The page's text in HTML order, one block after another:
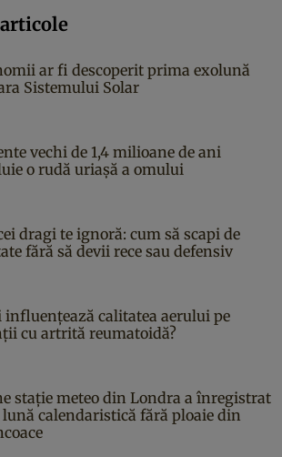
ar fi descoperit prima exolună
Sistemului Solar
vechi de 1,4 milioane de ani
o rudă uriașă a omului
dragi te ignoră: cum să scapi de
fără să devii rece sau defensiv
influențează calitatea aerului pe
cu artrită reumatoidă?
stație meteo din Londra a înregistrat
calendaristică fără ploaie din